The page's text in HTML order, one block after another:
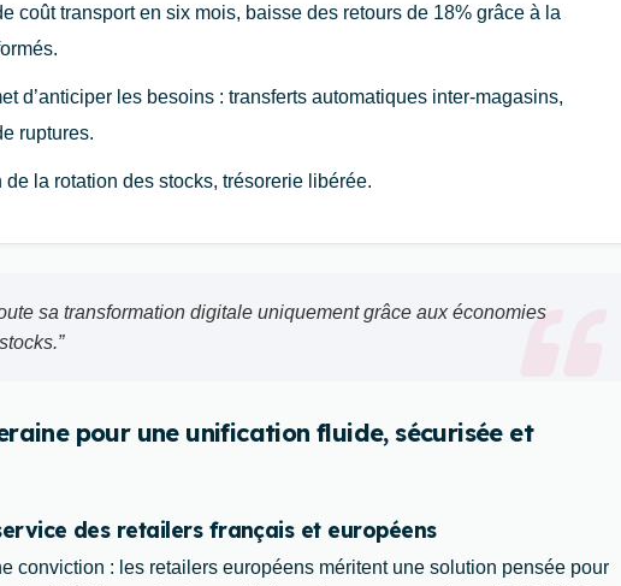
coût transport en six mois, baisse des retours de 18% grâce à la
d’anticiper les besoins : transferts automatiques inter-magasins,
ruptures.
de la rotation des stocks, trésorerie libérée.
sa transformation digitale uniquement grâce aux économies
pour une unification fluide, sécurisée et
des retailers français et européens
conviction : les retailers européens méritent une solution pensée pour